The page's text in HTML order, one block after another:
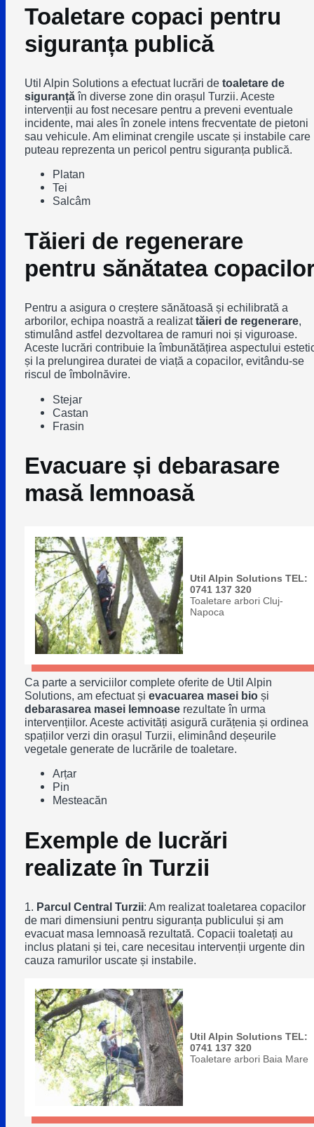
Toaletare copaci pentru
siguranța publică
Util Alpin Solutions a efectuat lucrări de toaletare de
siguranțăîn diverse zone din orașul Turzii. Aceste
intervenții au fost necesare pentru a preveni eventuale
incidente, mai ales în zonele intens frecventate de pietoni
sau vehicule. Am eliminat crengile uscate și instabile care
puteau reprezenta un pericol pentru siguranța publică.
Platan
Tei
Salcâm
Tăieri de regenerare
pentru sănătatea
Pentru a asigura o creștere sănătoasă și echilibrată a
arborilor, echipa noastră a realizattăieri de regenerare,
stimulând astfel dezvoltarea de ramuri noi și viguroase.
Aceste lucrări contribuie la îmbunătățirea aspectului
și la prelungirea duratei de viață a copacilor, evitându-se
riscul de îmbolnăvire.
Stejar
Castan
Frasin
Evacuare și debarasare
masă lemnoasă
Util Alpin Solutions TEL:
0741 137 320
Toaletare arbori Cluj-
Napoca
Ca parte a serviciilor complete oferite de Util Alpin
Solutions, am efectuat și evacuarea masei bioși
debarasarea masei lemnoaserezultate în urma
intervențiilor. Aceste activități asigură curățenia și ordinea
spațiilor verzi din orașul Turzii, eliminând deșeurile
vegetale generate de lucrările de toaletare.
Arțar
Pin
Mesteacăn
Exemple de lucrări
realizate în Turzii
1. Parcul Central Turzii: Am realizat toaletarea copacilor
de mari dimensiuni pentru siguranța publicului și am
evacuat masa lemnoasă rezultată. Copacii toaletați au
inclus platani și tei, care necesitau intervenții urgente din
cauza ramurilor uscate și instabile.
Util Alpin Solutions TEL:
0741 137 320
Toaletare arbori Baia Mare